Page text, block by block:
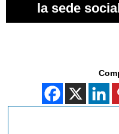
la sede social